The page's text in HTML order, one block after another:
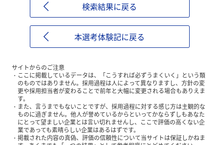
検索結果に戻る
本選考体験記に戻る
サイトからのご注意
ここに掲載しているデータは、「こうすれば必ずうまくいく」という類
のものではありません。採用過程は人によって異なりますし、方針の変
更や採用担当者が変わることで前年と大幅に変更される場合もありえま
す。
また、言うまでもないことですが、採用過程に対する感じ方は主観的な
ものに過ぎません。他人が誉めているからといってかならずしもあなた
にとって望ましい企業とは言い切れませんし、ここで評価の高くない企
業であっても素晴らしい企業はあるはずです。
掲載された内容の真偽、評価の信頼性について当サイトは保証しかねま